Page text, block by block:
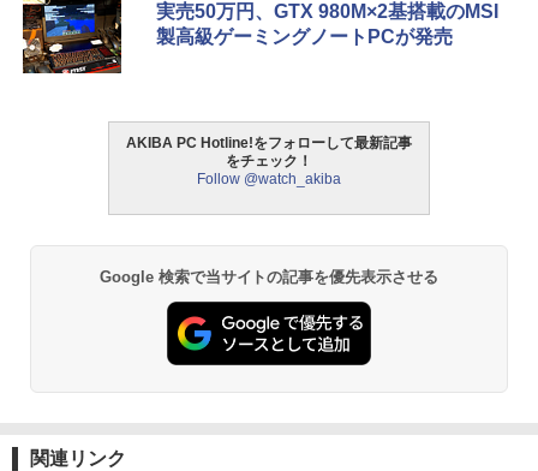
実売50万円、GTX 980M×2基搭載のMSI
製高級ゲーミングノートPCが発売
AKIBA PC Hotline!をフォローして最新記事
をチェック！
Follow @watch_akiba
Google 検索で当サイトの記事を優先表示させる
関連リンク